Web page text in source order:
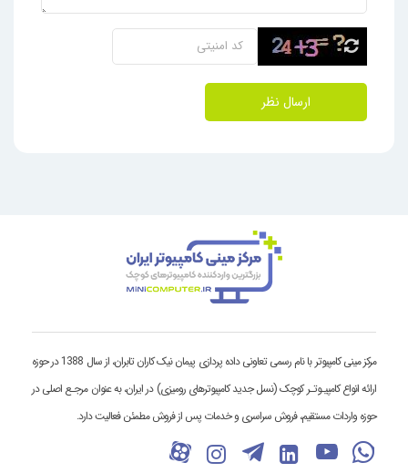
ارسال نظر
مرکز مینی کامپیوتر با نام رسمی تعاونی داده پردازی پیمان نیک کاران تابران، از سال 1388 در حوزه
ارائه انواع کامپیـوتـر کوچک (نسل جدید کامپیوترهای رومیزی) در ایران، به عنوان مرجـع اصلی در
حوزه واردات مستقیم، فروش سراسری و خدمات پس از فروش مطمئن فعالیت دارد.